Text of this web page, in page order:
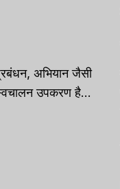
अभियान जैसी
उपकरण है...